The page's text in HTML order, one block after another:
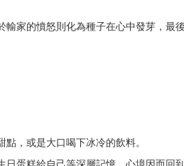
家的憤怒則化為種子在心中發芽，最
，或是大口喝下冰冷的飲料。